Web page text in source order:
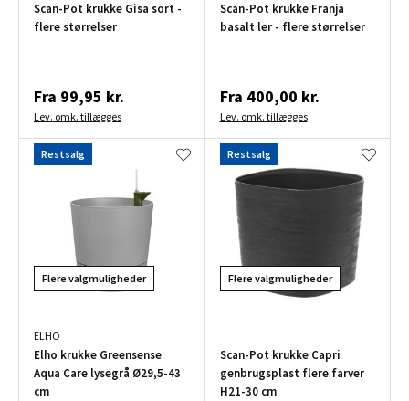
Scan-Pot krukke Gisa sort -
flere størrelser
Fra 99,95 kr.
Lev. omk. tillægges
Scan-Pot krukke Franja
basalt ler - flere størrelser
Fra 400,00 kr.
Lev. omk. tillægges
Restsalg
Flere valgmuligheder
ELHO
Elho krukke Greensense
Aqua Care lysegrå Ø29,5-43
cm
Restsalg
Flere valgmuligheder
Scan-Pot krukke Capri
genbrugsplast flere farver
H21-30 cm